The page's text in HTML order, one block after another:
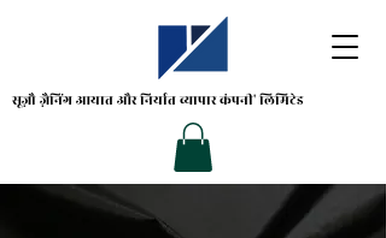
सूज़ौ ज़ैनिंगआयात और निर्यात व्यापार कंपनी' लिमिटेड